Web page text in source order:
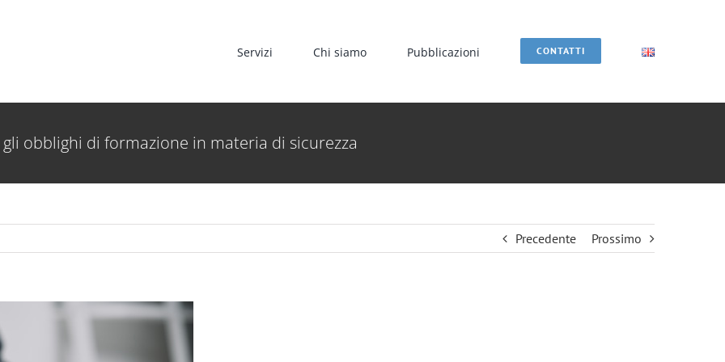
Servizi Chi siamo Pubblicazioni CONTATTI
obblighi di formazione in materia di sicurezza
Precedente Prossimo